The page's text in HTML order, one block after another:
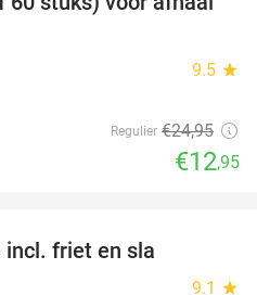
48%
9.5 star
Regulier €24,95
€12,95
incl. friet en sla
9.1 star